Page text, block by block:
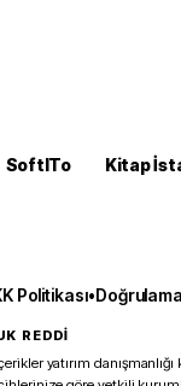
SoftITo Kitap
Politikası•
REDDİ
yatırım danışmanlığı